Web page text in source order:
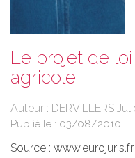
Le projet de
agricole
Auteur : DERVILLERS
Publié le : 03/08/2010
Source : www.eurojuris.fr